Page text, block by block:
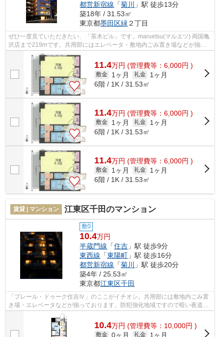
都営新宿線 「菊川
」駅 徒歩13分
築18年 / 31.53㎡
東京都墨田区緑２丁目
ぜひ一度見ていただきたい、「茶木ビル」です。maruetsu(マルエツ) 両国亀
沢店まで219mです。共用部にはエレベータ・敷地内ごみ置き場などが揃っ
ており、とても充実しています。物件の...
11.4万円 (管理費等：6,000円 )
敷金 1ヶ月 礼金
1ヶ月
6階 / 1K / 31.53㎡
11.4万円 (管理費等：6,000円 )
敷金 1ヶ月 礼金
1ヶ月
6階 / 1K / 31.53㎡
11.4万円 (管理費等：6,000円 )
敷金 1ヶ月 礼金
1ヶ月
6階 / 1K / 31.53㎡
賃貸 | マンション 江東区千田のマンション
敷0
10.4万円
半蔵門線 「住吉 」駅 徒歩9分
東西線 「東陽町 」駅 徒歩16分
都営新宿線 「菊川
」駅 徒歩20分
築4年 / 25.53㎡
東京都江東区千田
「プレール・ドゥーク住吉Ⅳ」のここがイチオシ。共用部には敷地内ごみ置
き場・エレベータなどが揃っております。防犯強化地域ですので暗い夜道も
心強いですね。利便性の高い徒歩9分の...
10.4万円 (管理費等：10,000円 )
敷金 0ヶ月 礼金
1ヶ月